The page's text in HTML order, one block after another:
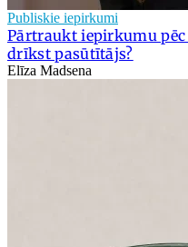
Publiskie iepirkumi
Pārtraukt iepirkumu
drīkst pasūtītājs?
Elīza Madsena